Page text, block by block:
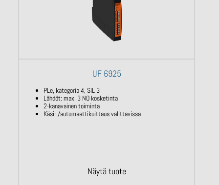
UF 6925
PLe, kategoria 4, SIL 3
Lähdöt: max. 3 NO kosketinta
2-kanavainen toiminta
Käsi- /automaattikuittaus valittavissa
Näytä tuote